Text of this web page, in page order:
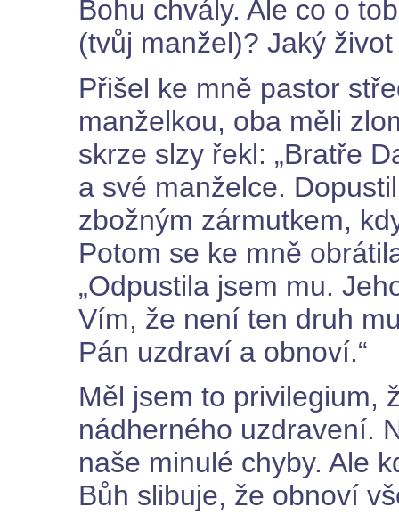
Bohu chvály. Ale co o
(tvůj manžel)? Jaký
Přišel ke mně pastor
manželkou, oba měli
skrze slzy řekl: „Bratře
a své manželce.
zbožným zármutkem,
Potom se ke mně
„Odpustila jsem mu.
Vím, že není ten druh
Pán uzdraví a obnoví.“
Měl jsem to privilegium,
nádherného uzdravení.
naše minulé chyby. Ale
Bůh slibuje, že obnoví